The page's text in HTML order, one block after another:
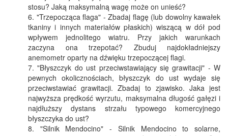
stosu? Jaką maksymalną wagę może on unieść?
"Trzepocząca flaga" - Zbadaj flagę (lub dowolny kawałek
tkaniny i innych materiałów płaskich) wiszącą w dół pod
wpływem jednolitego wiatru. Przy jakich warunkach
zaczyna ona trzepotać? Zbuduj najdokładniejszy
anemometr oparty na dźwięku trzepoczącej flagi.
"Błyszczyk do ust przeciwstawiający się grawitacji" - W
pewnych okolicznościach, błyszczyk do ust wydaje się
przeciwstawiać grawitacji. Zbadaj to zjawisko. Jaka jest
najwyższa prędkość wyrzutu, maksymalna długość gałęzi i
najdłuższy dystans strzału typowego komercyjnego
błyszczyka do ust?
"Silnik Mendocino" - Silnik Mendocino to solarne,